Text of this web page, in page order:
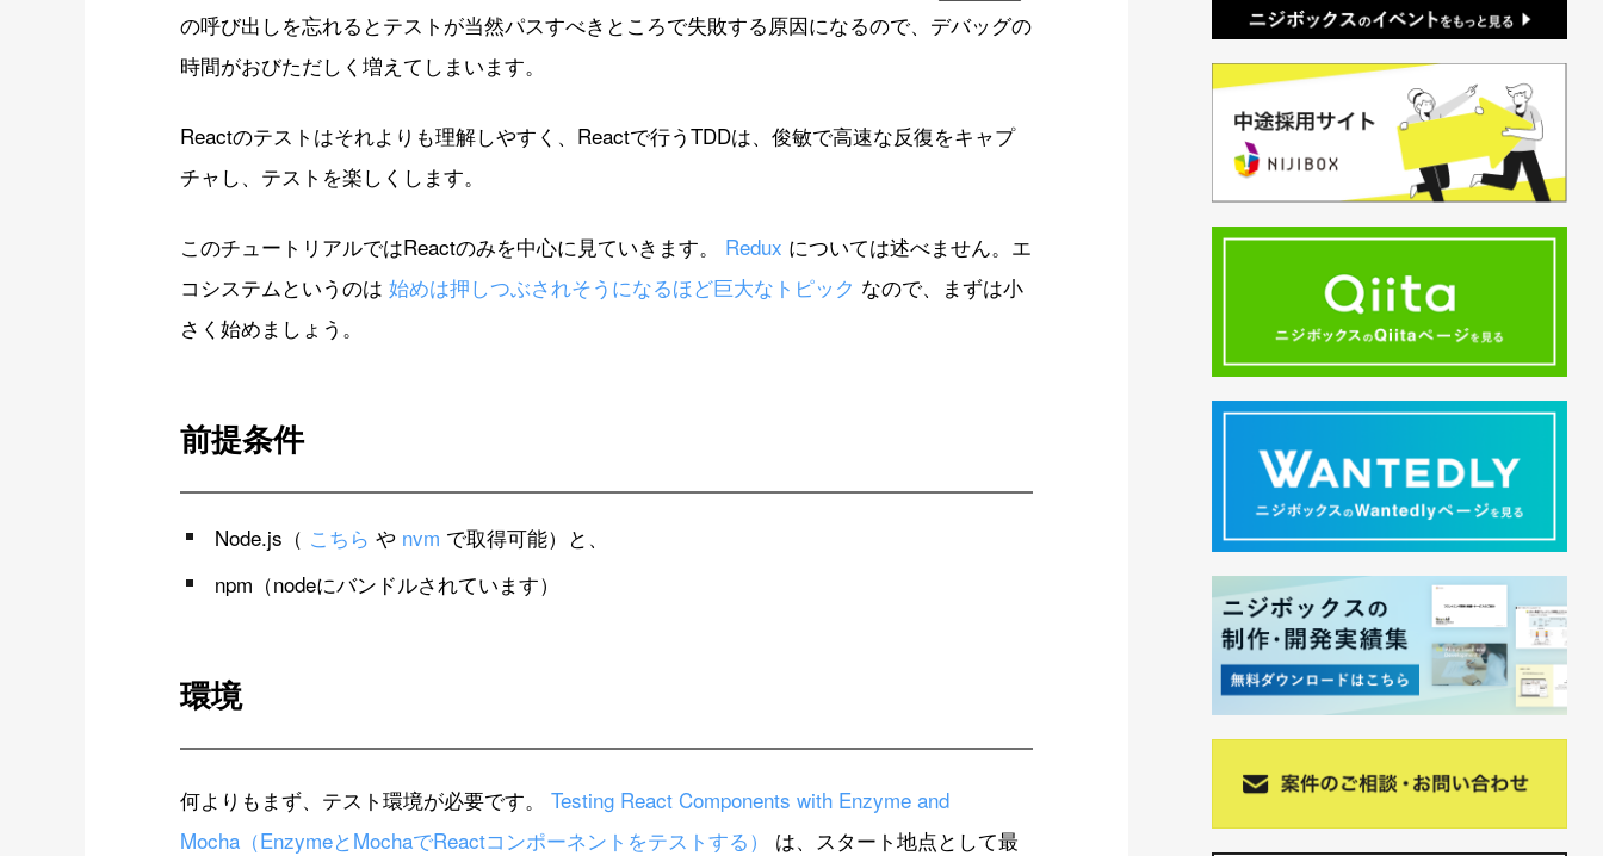
の呼び出しを忘れるとテストが当然パスすべきところで失敗する原因になるので、デバッグの
時間がおびただしく増えてしまいます。
Reactのテストはそれよりも理解しやすく、Reactで行うTDDは、俊敏で高速な反復をキャプ
チャし、テストを楽しくします。
このチュートリアルではReactのみを中心に見ていきます。 Redux については述べません。エ
コシステムというのは始めは押しつぶされそうになるほど巨大なトピック なので、まずは小
さく始めましょう。
前提条件
Node.js（ こちら や nvm で取得可能）と、
npm（nodeにバンドルされています）
環境
何よりもまず、テスト環境が必要です。Testing React Components with Enzyme and
Mocha（EnzymeとMochaでReactコンポーネントをテストする）
は、スタート地点として最